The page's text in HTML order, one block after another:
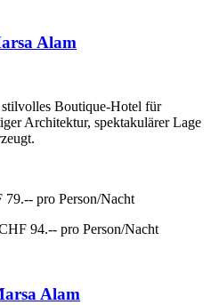
Alam
Boutique-Hotel für
Architektur, spektakulärer Lage
79.-- pro Person/Nacht
94.-- pro Person/Nacht
Alam